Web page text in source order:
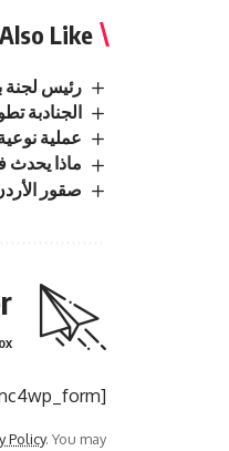
Like
رئيس لجنة
الجنادبة
عملية
ماذا يحدث
صقور
[mc4wp_form]
Policy. You may